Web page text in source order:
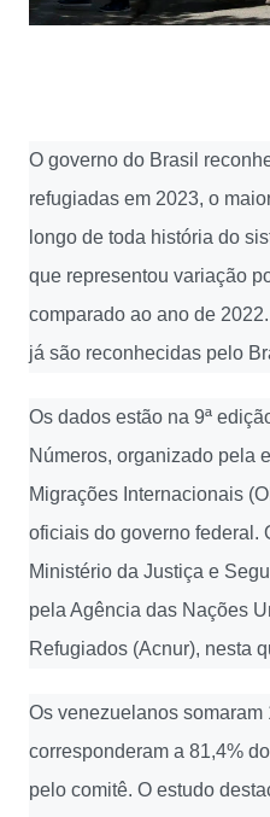
O governo do Brasil
refugiadas em 2023, o
longo de toda história do
que representou variação
comparado ao ano de
já são reconhecidas pelo
Os dados estão na 9ª
Números, organizado pela
Migrações Internacionais
oficiais do governo federal.
Ministério da Justiça e
pela Agência das Nações
Refugiados (Acnur), nesta
Os venezuelanos
corresponderam a 81,4%
pelo comitê. O estudo